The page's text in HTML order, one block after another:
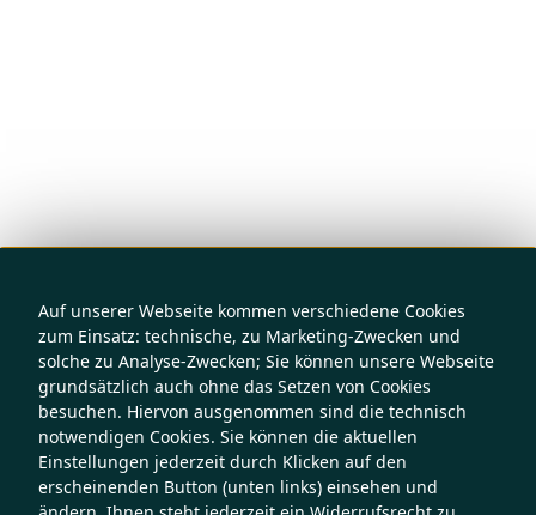
Auf unserer Webseite kommen verschiedene Cookies
zum Einsatz: technische, zu Marketing-Zwecken und
solche zu Analyse-Zwecken; Sie können unsere Webseite
grundsätzlich auch ohne das Setzen von Cookies
besuchen. Hiervon ausgenommen sind die technisch
notwendigen Cookies. Sie können die aktuellen
Einstellungen jederzeit durch Klicken auf den
erscheinenden Button (unten links) einsehen und